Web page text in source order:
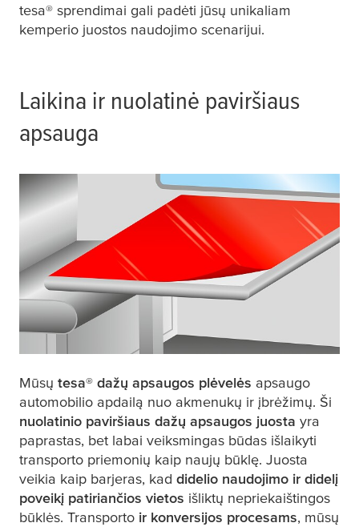
tesa® sprendimai gali padėti jūsų unikaliam
kemperio juostos naudojimo scenarijui.
Laikina ir nuolatinė paviršiaus
apsauga
Mūsų tesa® dažų apsaugos plėvelės apsaugo
automobilio apdailą nuo akmenukų ir įbrėžimų. Ši
nuolatinio paviršiaus dažų apsaugos juosta yra
paprastas, bet labai veiksmingas būdas išlaikyti
transporto priemonių kaip naujų būklę. Juosta
veikia kaip barjeras, kad didelio naudojimo ir didelį
poveikį patiriančios vietos išliktų nepriekaištingos
būklės. Transporto ir konversijos procesams, mūsų